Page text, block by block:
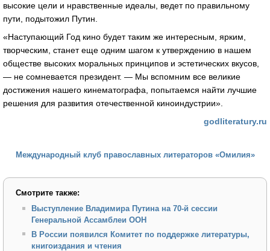
высокие цели и нравственные идеалы, ведет по правильному
пути, подытожил Путин.
«Наступающий Год кино будет таким же интересным, ярким,
творческим, станет еще одним шагом к утверждению в нашем
обществе высоких моральных принципов и эстетических вкусов,
— не сомневается президент. — Мы вспомним все великие
достижения нашего кинематографа, попытаемся найти лучшие
решения для развития отечественной киноиндустрии».
godliteratury.ru
Международный клуб православных литераторов «Омилия»
Смотрите также:
Выступление Владимира Путина на 70-й сессии
Генеральной Ассамблеи ООН
В России появился Комитет по поддержке литературы,
книгоиздания и чтения